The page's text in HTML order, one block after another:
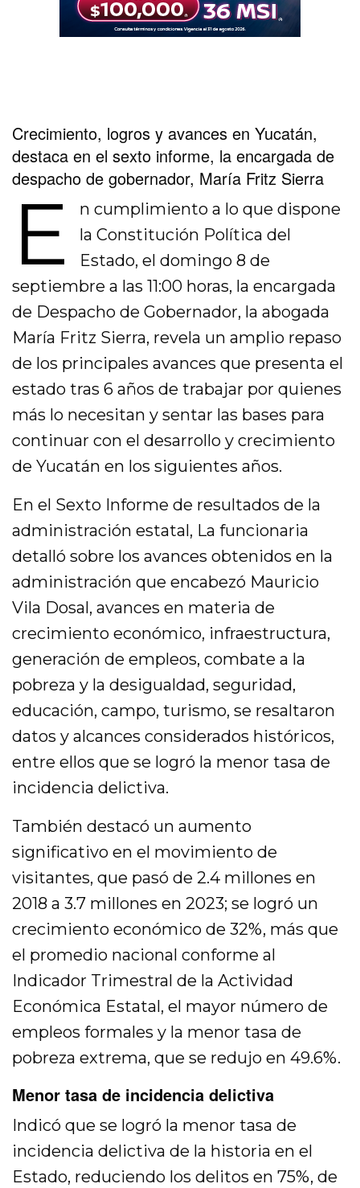
Crecimiento, logros y avances en Yucatán,
destaca en el sexto informe, la encargada de
despacho de gobernador, María Fritz Sierra
E
n cumplimiento a lo que dispone
la Constitución Política del
Estado, el domingo 8 de
septiembre a las 11:00 horas, la encargada
de Despacho de Gobernador, la abogada
María Fritz Sierra, revela un amplio repaso
de los principales avances que presenta el
estado tras 6 años de trabajar por quienes
más lo necesitan y sentar las bases para
continuar con el desarrollo y crecimiento
de Yucatán en los siguientes años.
En el Sexto Informe de resultados de la
administración estatal, La funcionaria
detalló sobre los avances obtenidos en la
administración que encabezó Mauricio
Vila Dosal, avances en materia de
crecimiento económico, infraestructura,
generación de empleos, combate a la
pobreza y la desigualdad, seguridad,
educación, campo, turismo, se resaltaron
datos y alcances considerados históricos,
entre ellos que se logró la menor tasa de
incidencia delictiva.
También destacó un aumento
significativo en el movimiento de
visitantes, que pasó de 2.4 millones en
2018 a 3.7 millones en 2023; se logró un
crecimiento económico de 32%, más que
el promedio nacional conforme al
Indicador Trimestral de la Actividad
Económica Estatal, el mayor número de
empleos formales y la menor tasa de
pobreza extrema, que se redujo en 49.6%.
Menor tasa de incidencia delictiva
Indicó que se logró la menor tasa de
incidencia delictiva de la historia en el
Estado, reduciendo los delitos en 75%, de